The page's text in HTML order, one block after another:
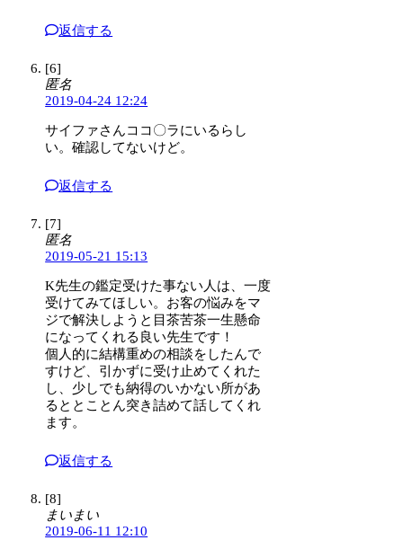
返信する
[6]
匿名
2019-04-24 12:24
サイファさんココ〇ラにいるらし
い。確認してないけど。
返信する
[7]
匿名
2019-05-21 15:13
K先生の鑑定受けた事ない人は、一度
受けてみてほしい。お客の悩みをマ
ジで解決しようと目茶苦茶一生懸命
になってくれる良い先生です！
個人的に結構重めの相談をしたんで
すけど、引かずに受け止めてくれた
し、少しでも納得のいかない所があ
るととことん突き詰めて話してくれ
ます。
返信する
[8]
まいまい
2019-06-11 12:10